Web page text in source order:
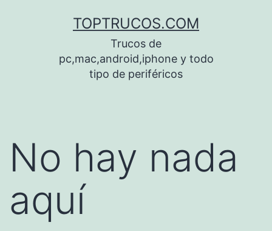
TOPTRUCOS.COM
Trucos de
pc,mac,android,iphone y todo
tipo de periféricos
No hay nada
aquí